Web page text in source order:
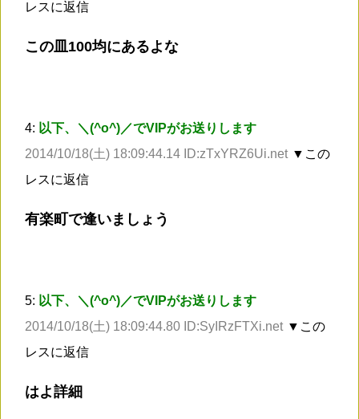
レスに返信
この皿100均にあるよな
4: 以下、＼(^o^)／でVIPがお送りします
2014/10/18(土) 18:09:44.14 ID:zTxYRZ6Ui.net ▼この
レスに返信
有楽町で逢いましょう
5: 以下、＼(^o^)／でVIPがお送りします
2014/10/18(土) 18:09:44.80 ID:SyIRzFTXi.net ▼この
レスに返信
はよ詳細